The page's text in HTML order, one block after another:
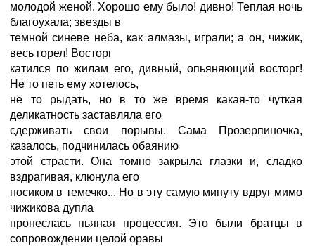
молодой женой. Хорошо ему было! дивно! Теплая ночь
благоухала; звезды в
темной синеве неба, как алмазы, играли; а он, чижик,
весь горел! Восторг
катился по жилам его, дивный, опьяняющий восторг!
Не то петь ему хотелось,
не то рыдать, но в то же время какая-то чуткая
деликатность заставляла его
сдерживать свои порывы. Сама Прозерпиночка,
казалось, подчинилась обаянию
этой страсти. Она томно закрыла глазки и, сладко
вздрагивая, клюнула его
носиком в темечко... Но в эту самую минуту вдруг мимо
чижикова дупла
пронеслась пьяная процессия. Это были братцы в
сопровождении целой оравы